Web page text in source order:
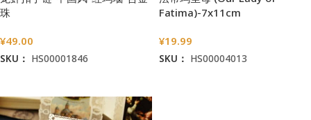
珠
¥49.00
SKU： HS00001846
Fatima)-7x11cm
¥19.99
SKU： HS00004013